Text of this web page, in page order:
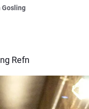
Gosling
Refn